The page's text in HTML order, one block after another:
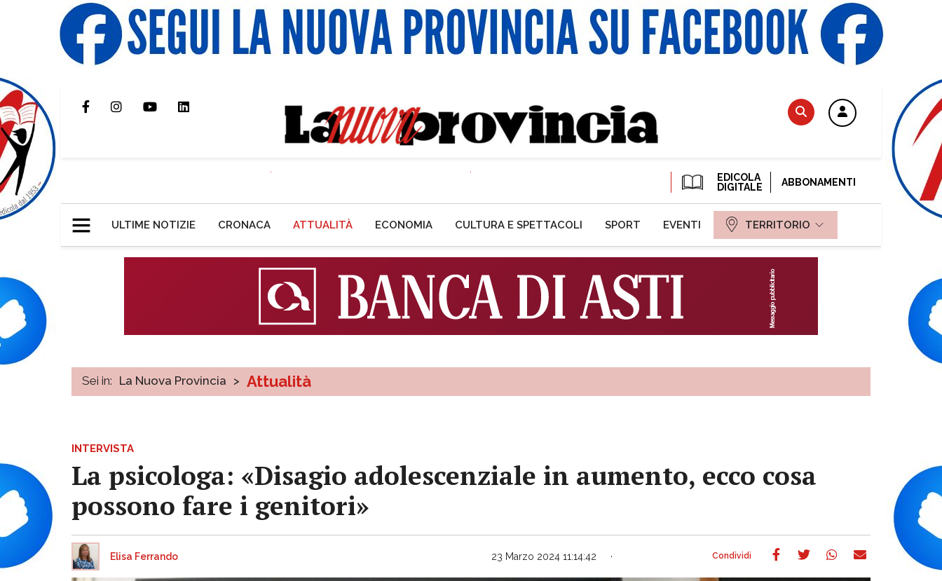
EDICOLA
DIGITALE
ABBONAMENTI
ULTIME NOTIZIE CRONACA ATTUALITÀ ECONOMIA CULTURA E SPETTACOLI SPORT EVENTI TERRITORIO
Sei in: La Nuova Provincia > Attualità
INTERVISTA
La psicologa: «Disagio adolescenziale in aumento, ecco cosa
possono fare i genitori»
Elisa Ferrando 23 Marzo 2024 11:14:42